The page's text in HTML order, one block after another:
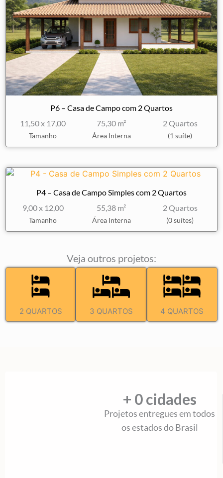
P6 – Casa de Campo com 2 Quartos
11,50 x 17,00
Tamanho
75,30 m²
Área Interna
2 Quartos
(1 suíte)
P4 – Casa de Campo Simples com 2 Quartos
9,00 x 12,00
Tamanho
55,38 m²
Área Interna
2 Quartos
(0 suítes)
Veja outros projetos:
2 QUARTOS 3 QUARTOS 4 QUARTOS
Projetos entregues em todos
os estados do Brasil
+ 0 cidades